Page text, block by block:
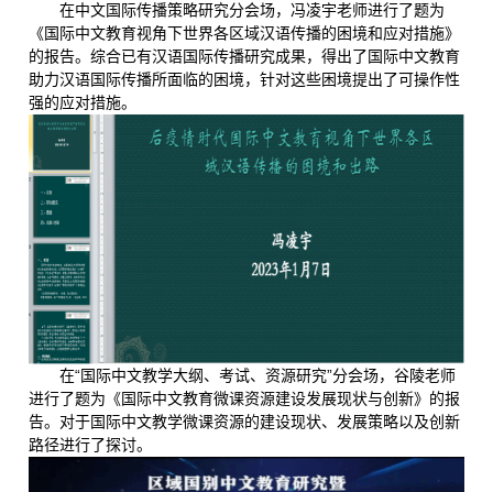
在中文国际传播策略研究分会场，冯凌宇老师进行了题为
《国际中文教育视角下世界各区域汉语传播的困境和应对措施》
的报告。综合已有汉语国际传播研究成果，得出了国际中文教育
助力汉语国际传播所面临的困境，针对这些困境提出了可操作性
强的应对措施。
在“国际中文教学大纲、考试、资源研究”分会场，谷陵老师
进行了题为《国际中文教育微课资源建设发展现状与创新》的报
告。对于国际中文教学微课资源的建设现状、发展策略以及创新
路径进行了探讨。